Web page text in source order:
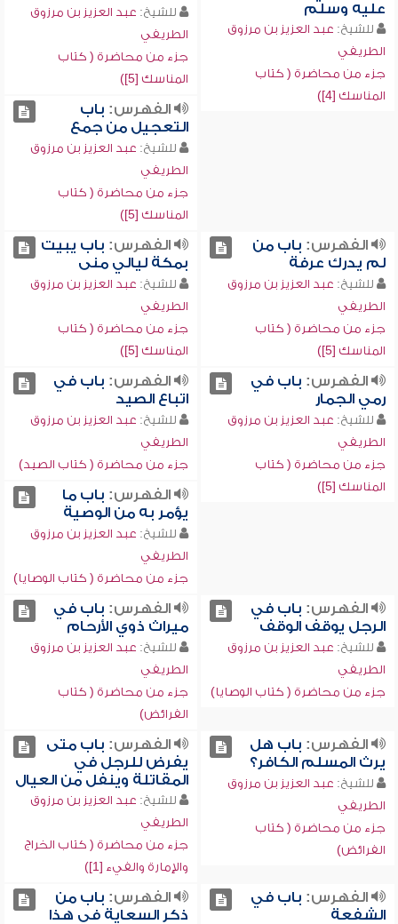
عليه وسلم
للشيخ: عبد العزيز بن مرزوق
الطريفي
جزء من محاضرة ( كتاب
المناسك [4])
للشيخ: عبد العزيز بن مرزوق
الطريفي
جزء من محاضرة ( كتاب
المناسك [5])
الفهرس: باب
التعجيل من جمع
للشيخ: عبد العزيز بن مرزوق
الطريفي
جزء من محاضرة ( كتاب
المناسك [5])
الفهرس: باب من
لم يدرك عرفة
للشيخ: عبد العزيز بن مرزوق
الطريفي
جزء من محاضرة ( كتاب
المناسك [5])
الفهرس: باب يبيت
بمكة ليالي منى
للشيخ: عبد العزيز بن مرزوق
الطريفي
جزء من محاضرة ( كتاب
المناسك [5])
الفهرس: باب في
رمي الجمار
للشيخ: عبد العزيز بن مرزوق
الطريفي
جزء من محاضرة ( كتاب
المناسك [5])
الفهرس: باب في
اتباع الصيد
للشيخ: عبد العزيز بن مرزوق
الطريفي
جزء من محاضرة ( كتاب الصيد)
الفهرس: باب ما
يؤمر به من الوصية
للشيخ: عبد العزيز بن مرزوق
الطريفي
جزء من محاضرة ( كتاب الوصايا)
الفهرس: باب في
الرجل يوقف الوقف
للشيخ: عبد العزيز بن مرزوق
الطريفي
جزء من محاضرة ( كتاب الوصايا)
الفهرس: باب في
ميراث ذوي الأرحام
للشيخ: عبد العزيز بن مرزوق
الطريفي
جزء من محاضرة ( كتاب
الفرائض)
الفهرس: باب هل
يرث المسلم الكافر؟
للشيخ: عبد العزيز بن مرزوق
الطريفي
جزء من محاضرة ( كتاب
الفرائض)
الفهرس: باب متى
يفرض للرجل في
المقاتلة وينفل من العيال
للشيخ: عبد العزيز بن مرزوق
الطريفي
جزء من محاضرة ( كتاب الخراج
والإمارة والفيء [1])
الفهرس: باب في
الشفعة
الفهرس: باب من
ذكر السعاية في هذا